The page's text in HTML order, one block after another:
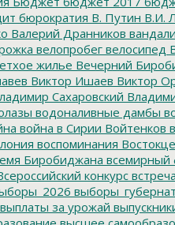
бюрократия В. Путин В.И.
Валерий Дранников
велопробег велосипед
жилье Вечерний
Виктор Ишаев Виктор
Сахаровский
водоналивные дамбы
война в Сирии Войтенков
воспоминания
Биробиджана всемирный
конкурс
выплаты за урожай